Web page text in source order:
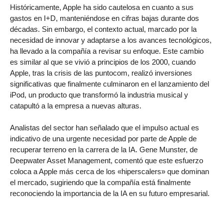
Históricamente, Apple ha sido cautelosa en cuanto a sus
gastos en I+D, manteniéndose en cifras bajas durante dos
décadas. Sin embargo, el contexto actual, marcado por la
necesidad de innovar y adaptarse a los avances tecnológicos,
ha llevado a la compañía a revisar su enfoque. Este cambio
es similar al que se vivió a principios de los 2000, cuando
Apple, tras la crisis de las puntocom, realizó inversiones
significativas que finalmente culminaron en el lanzamiento del
iPod, un producto que transformó la industria musical y
catapultó a la empresa a nuevas alturas.
Analistas del sector han señalado que el impulso actual es
indicativo de una urgente necesidad por parte de Apple de
recuperar terreno en la carrera de la IA. Gene Munster, de
Deepwater Asset Management, comentó que este esfuerzo
coloca a Apple más cerca de los «hiperscalers» que dominan
el mercado, sugiriendo que la compañía está finalmente
reconociendo la importancia de la IA en su futuro empresarial.